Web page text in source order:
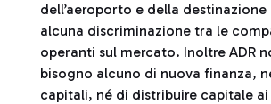
dell’aeroporto e della destinazione
alcuna discriminazione tra le
operanti sul mercato. Inoltre ADR
bisogno alcuno di nuova finanza,
capitali, né di distribuire capitale ai